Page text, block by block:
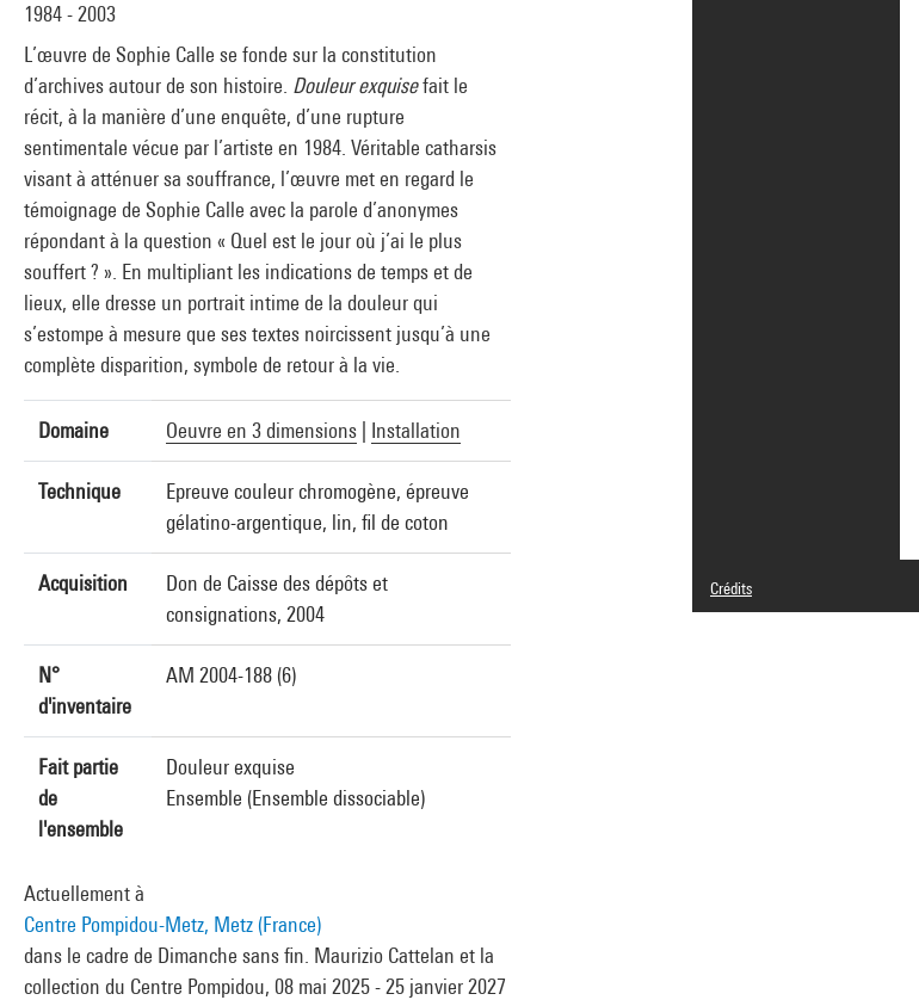
1984 - 2003
L’œuvre de Sophie Calle se fonde sur la constitution
d’archives autour de son histoire. Douleur exquisefait le
récit, à la manière d’une enquête, d’une rupture
sentimentale vécue par l’artiste en 1984. Véritable catharsis
visant à atténuer sa souffrance, l’œuvre met en regard le
témoignage de Sophie Calle avec la parole d’anonymes
répondant à la question « Quel est le jour où j’ai le plus
souffert ? ». En multipliant les indications de temps et de
lieux, elle dresse un portrait intime de la douleur qui
s’estompe à mesure que ses textes noircissent jusqu’à une
complète disparition, symbole de retour à la vie.
Domaine Oeuvre en 3 dimensions Installation
Technique
Epreuve couleur chromogène, épreuve
gélatino-argentique, lin, fil de coton
Acquisition
Don de Caisse des dépôts et
consignations, 2004
N°
d'inventaire
AM 2004-188 (6)
Fait partie
de
l'ensemble
Douleur exquise
Ensemble (Ensemble dissociable)
Actuellement à
Centre Pompidou-Metz, Metz (France)
dans le cadre de Dimanche sans fin. Maurizio Cattelan et la
collection du Centre Pompidou, 08 mai 2025 - 25 janvier 2027
Crédits
© Adagp, Paris